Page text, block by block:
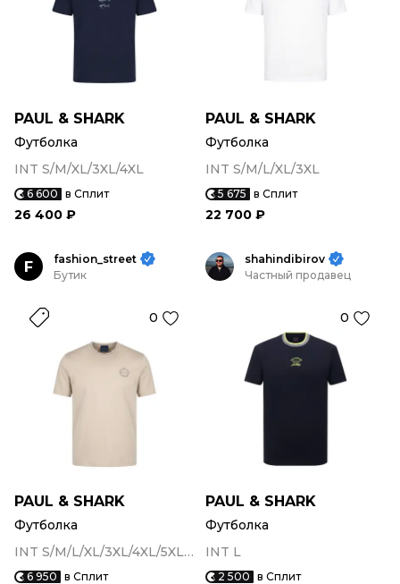
PAUL & SHARK
Футболка
INT S/M/XL/3XL/4XL
6 600 в Сплит
26 400 ₽
PAUL & SHARK
Футболка
INT S/M/L/XL/3XL
5 675 в Сплит
22 700 ₽
F
fashion_street
Бутик
0
PAUL & SHARK
Футболка
INT S/M/L/XL/3XL/4XL/5XL/6XL
6 950 в Сплит
shahindibirov
Частный продавец
0
PAUL & SHARK
Футболка
INT L
2 500 в Сплит